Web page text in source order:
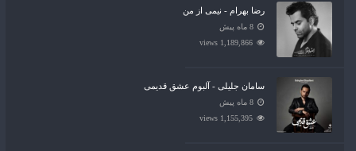
رضا بهرام - نیمی از من
8 ماه پیش
1,189,866 views
سامان جلیلی - آلبوم عشق قدیمی
8 ماه پیش
1,155,395 views